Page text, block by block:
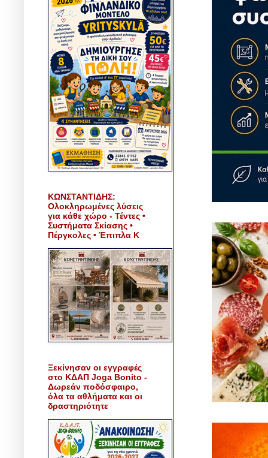
ΚΩΝΣΤΑΝΤΙΔΗΣ:
Ολοκληρωμένες λύσεις
για κάθε χώρο - Τέντες •
Συστήματα Σκίασης •
Πέργκολες • Έπιπλα Κ
Ξεκίνησαν οι εγγραφές
στο ΚΔΑΠ Joga Bonito -
Δωρεάν ποδόσφαιρο,
όλα τα αθλήματα και οι
δραστηριότητε